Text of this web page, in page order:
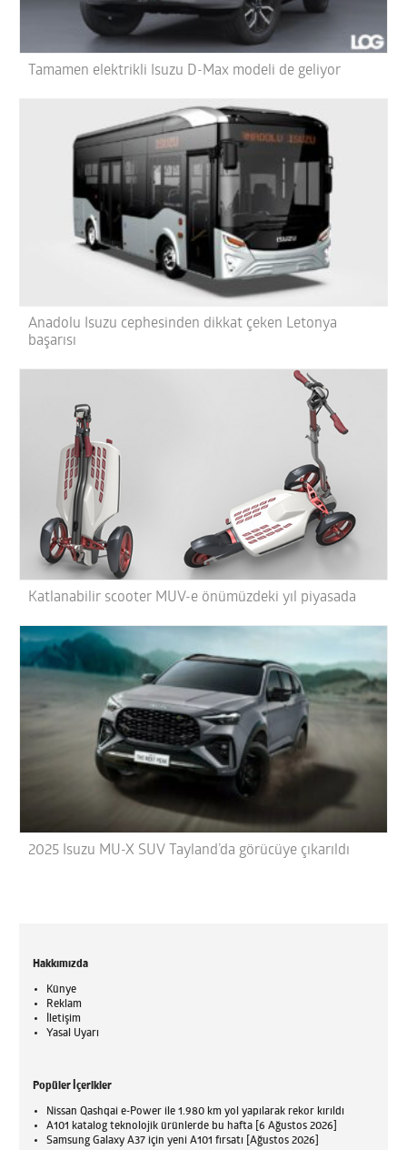
Tamamen elektrikli Isuzu D-Max modeli de geliyor
Anadolu Isuzu cephesinden dikkat çeken Letonya
başarısı
Katlanabilir scooter MUV-e önümüzdeki yıl piyasada
2025 Isuzu MU-X SUV Tayland’da görücüye çıkarıldı
Hakkımızda
Künye
Reklam
İletişim
Yasal Uyarı
Popüler İçerikler
Nissan Qashqai e-Power ile 1.980 km yol yapılarak rekor kırıldı
A101 katalog teknolojik ürünlerde bu hafta [6 Ağustos 2026]
Samsung Galaxy A37 için yeni A101 fırsatı [Ağustos 2026]